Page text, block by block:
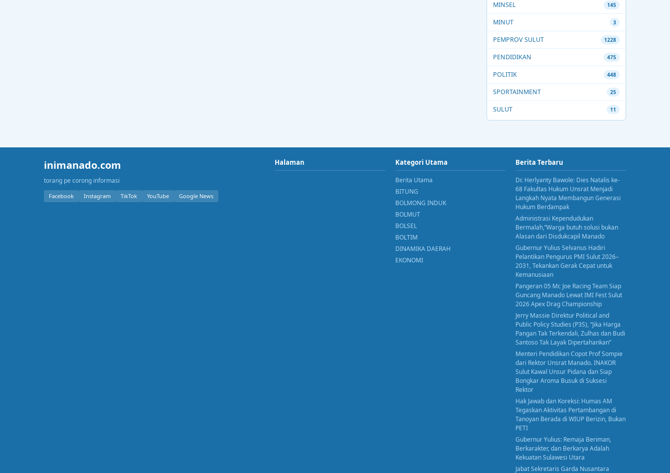
MINSEL 145
MINUT 3
PEMPROV SULUT 1228
PENDIDIKAN 475
POLITIK 448
SPORTAINMENT 25
SULUT 11
inimanado.com
torang pe corong informasi
Facebook Instagram TikTok YouTube Google News
Halaman Kategori Utama
Berita Utama
BITUNG
BOLMONG INDUK
BOLMUT
BOLSEL
BOLTIM
DINAMIKA DAERAH
EKONOMI
Berita Terbaru
Dr. Herlyanty Bawole: Dies Natalis ke-
68 Fakultas Hukum Unsrat Menjadi
Langkah Nyata Membangun Generasi
Hukum Berdampak
Administrasi Kependudukan
Bermalah,”Warga butuh solusi bukan
Alasan dari Disdukcapil Manado
Gubernur Yulius Selvanus Hadiri
Pelantikan Pengurus PMI Sulut 2026–
2031, Tekankan Gerak Cepat untuk
Kemanusiaan
Pangeran 05 Mc Joe Racing Team Siap
Guncang Manado Lewat IMI Fest Sulut
2026 Apex Drag Championship
Jerry Massie Direktur Political and
Public Policy Studies (P3S), “Jika Harga
Pangan Tak Terkendali, Zulhas dan Budi
Santoso Tak Layak Dipertahankan”
Menteri Pendidikan Copot Prof Sompie
dari Rektor Unsrat Manado. INAKOR
Sulut Kawal Unsur Pidana dan Siap
Bongkar Aroma Busuk di Suksesi
Rektor
Hak Jawab dan Koreksi: Humas AM
Tegaskan Aktivitas Pertambangan di
Tanoyan Berada di WIUP Berizin, Bukan
PETI
Gubernur Yulius: Remaja Beriman,
Berkarakter, dan Berkarya Adalah
Kekuatan Sulawesi Utara
Jabat Sekretaris Garda Nusantara